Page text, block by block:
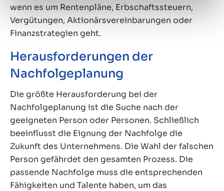
wenn es um Rentenpläne, Erbschaftssteuern,
Vergütungen, Aktionärsvereinbarungen oder
Finanzstrategien geht.
Herausforderungen der
Nachfolgeplanung
Die größte Herausforderung bei der
Nachfolgeplanung ist die Suche nach der
geeigneten Person oder Personen. Schließlich
beeinflusst die Eignung der Nachfolge die
Zukunft des Unternehmens. Die Wahl der falschen
Person gefährdet den gesamten Prozess. Die
passende Nachfolge muss die entsprechenden
Fähigkeiten und Talente haben, um das